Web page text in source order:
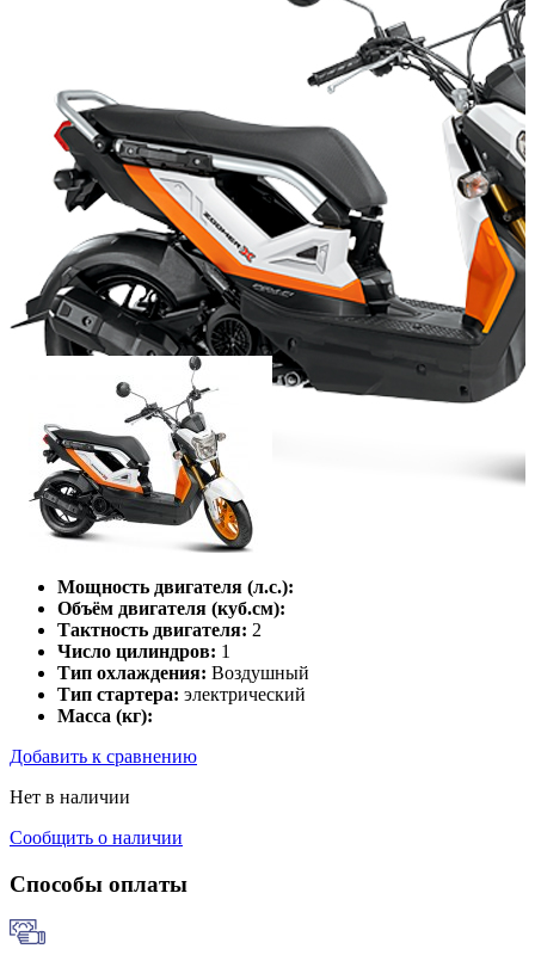
Мощность двигателя (л.с.):
Объём двигателя (куб.см):
Тактность двигателя: 2
Число цилиндров: 1
Тип охлаждения: Воздушный
Тип стартера: электрический
Масса (кг):
Добавить к сравнению
Нет в наличии
Сообщить о наличии
Способы оплаты